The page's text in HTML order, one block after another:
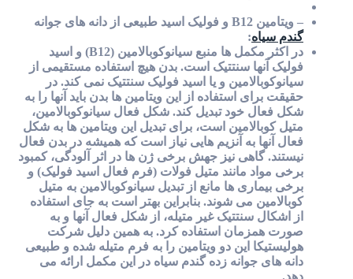
– ویتامین B12 و فولیک اسید طبیعی از دانه های جوانه
گندم سیاه:
در اکثر مکمل ها منبع سیانوکوبالامین (B12) و اسید
فولیک آنها سنتتیک است. بدن هیچ استفاده مستقیمی از
سیانوکوبالامین و یا اسید فولیک سنتتیک نمی کند. در
حقیقت برای استفاده از این ویتامین ها بدن باید آنها را به
شکل فعال خود تبدیل کند. شکل فعال سیانوکوبالامین،
متیل کوبالامین است، برای تبدیل این ویتامین ها به شکل
فعال آنها به آنزیم هایی نیاز است که همیشه در بدن فعال
نیستند. گاهی نیز جهش برخی ژن ها در اثر آلودگی، کمبود
برخی مواد مانند متیل فولات (فرم فعال اسید فولیک) و
برخی بیماری ها مانع از تبدیل سیانوکوبالامین به متیل
کوبالامین می شوند. بنابراین بهتر است به جای استفاده
از اشکال سنتتیک غیر متیله، از شکل فعال آنها و به
صورت همزمان استفاده کرد. به همین دلیل شرکت
هولیستیکا این دو ویتامین را به فرم متیله شده و طبیعی
دانه های جوانه زده گندم سیاه در این مکمل ارائه می
دهد.